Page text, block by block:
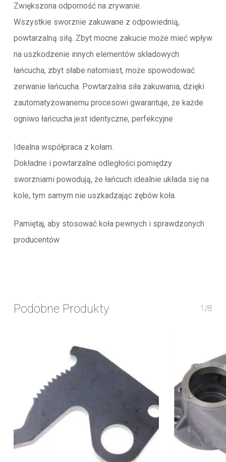
Zwiększona odporność na zrywanie.
Wszystkie sworznie zakuwane z odpowiednią,
powtarzalną siłą. Zbyt mocne zakucie może mieć wpływ
na uszkodzenie innych elementów składowych
łańcucha, zbyt słabe natomiast, może spowodować
zerwanie łańcucha. Powtarzalna siła zakuwania, dzięki
zautomatyzowanemu procesowi gwarantuje, że każde
ogniwo łańcucha jest identyczne, perfekcyjne
Idealna współpraca z kołam.
Dokładne i powtarzalne odległości pomiędzy
sworzniami powodują, że łańcuch idealnie układa się na
kole, tym samym nie uszkadzając zębów koła.
Pamiętaj, aby stosować koła pewnych i sprawdzonych
producentów
Podobne Produkty 1/8